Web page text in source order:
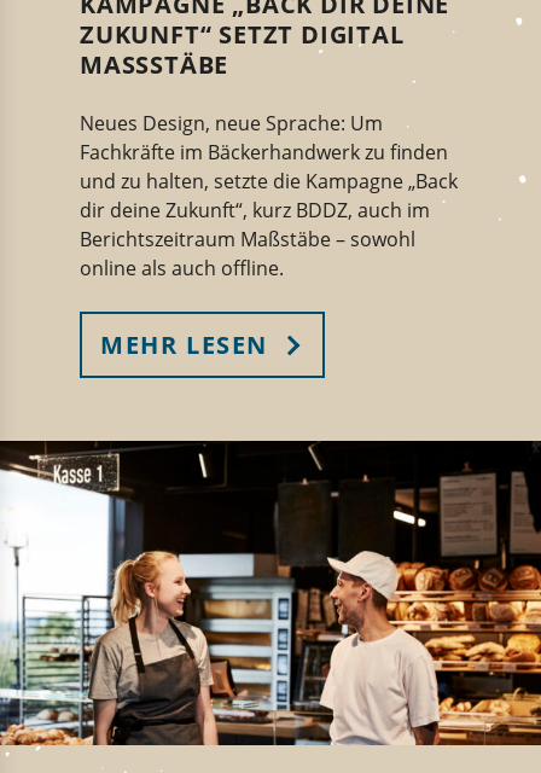
ZUKUNFT“ SETZT DIGITAL
MASSSTÄBE
Neues Design, neue Sprache: Um
Fachkräfte im Bäckerhandwerk zu finden
und zu halten, setzte die Kampagne „Back
dir deine Zukunft“, kurz BDDZ, auch im
Berichtszeitraum Maßstäbe – sowohl
online als auch offline.
MEHR LESEN